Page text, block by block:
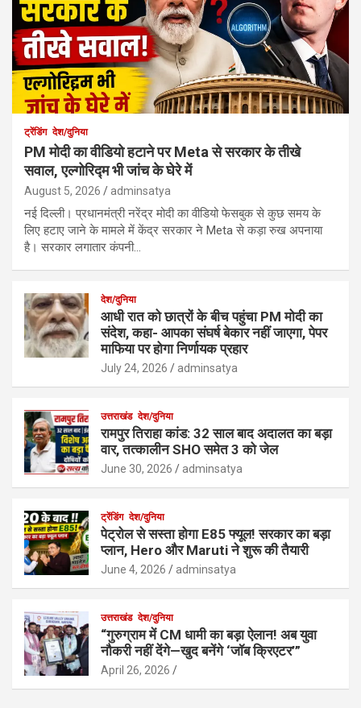
ट्रेंडिंग देश/दुनिया
PM मोदी का वीडियो हटाने पर Meta से सरकार के तीखे
सवाल, एल्गोरिद्म भी जांच के घेरे में
August 5, 2026 adminsatya
नई दिल्ली। प्रधानमंत्री नरेंद्र मोदी का वीडियो फेसबुक से कुछ समय के
लिए हटाए जाने के मामले में केंद्र सरकार ने Meta से कड़ा रुख अपनाया
है। सरकार लगातार कंपनी…
देश/दुनिया
आधी रात को छात्रों के बीच पहुंचा PM मोदी का
संदेश, कहा- आपका संघर्ष बेकार नहीं जाएगा, पेपर
माफिया पर होगा निर्णायक प्रहार
July 24, 2026 adminsatya
उत्तराखंड देश/दुनिया
रामपुर तिराहा कांड: 32 साल बाद अदालत का बड़ा
वार, तत्कालीन SHO समेत 3 को जेल
June 30, 2026 adminsatya
ट्रेंडिंग देश/दुनिया
पेट्रोल से सस्ता होगा E85 फ्यूल! सरकार का बड़ा
प्लान, Hero और Maruti ने शुरू की तैयारी
June 4, 2026 adminsatya
उत्तराखंड देश/दुनिया
“गुरुग्राम में CM धामी का बड़ा ऐलान! अब युवा
नौकरी नहीं देंगे—खुद बनेंगे ‘जॉब क्रिएटर’”
April 26, 2026